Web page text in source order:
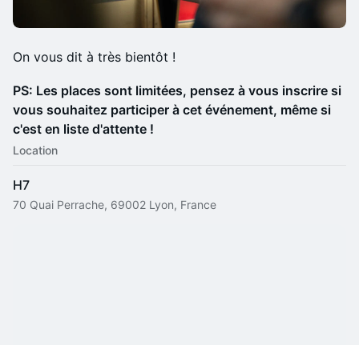
​On vous dit à très bientôt !
PS: Les places sont limitées, pensez à vous inscrire si
vous souhaitez participer à cet événement, même si
c'est en liste d'attente !
Location
H7
70 Quai Perrache, 69002 Lyon, France